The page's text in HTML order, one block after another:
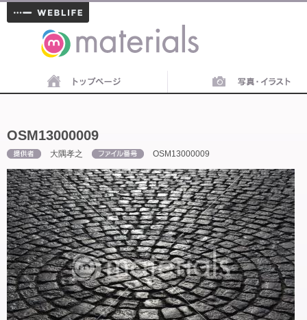
materials
OSM13000009
大隅孝之 OSM13000009